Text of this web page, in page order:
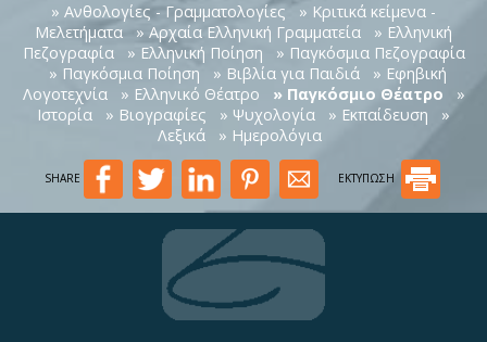
» Ανθολογίες - Γραμματολογίες
» Κριτικά κείμενα -
Μελετήματα
» Αρχαία Ελληνική Γραμματεία
» Ελληνική
Πεζογραφία
» Ελληνική Ποίηση
» Παγκόσμια Πεζογραφία
» Παγκόσμια Ποίηση
» Βιβλία για Παιδιά
» Εφηβική
Λογοτεχνία
» Ελληνικό Θέατρο » Παγκόσμιο Θέατρο
»
Ιστορία
» Βιογραφίες » Ψυχολογία » Εκπαίδευση
»
Λεξικά
» Ημερολόγια
SHARE ΕΚΤΥΠΩΣΗ